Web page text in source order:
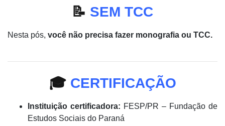
📝 SEM TCC
Nesta pós, você não precisa fazer monografia ou TCC.
🎓 CERTIFICAÇÃO
Instituição certificadora: FESP/PR – Fundação de
Estudos Sociais do Paraná